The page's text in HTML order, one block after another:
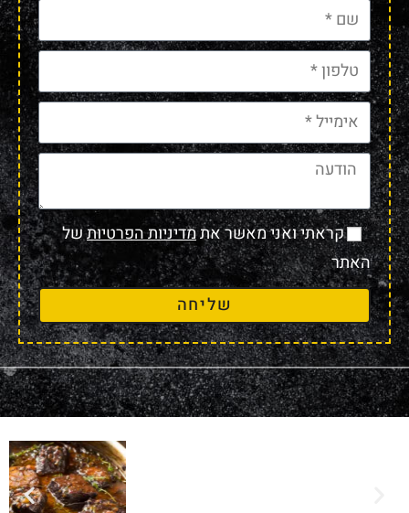
קראתי ואני מאשר אתמדיניות הפרטיותשל
האתר
שליחה